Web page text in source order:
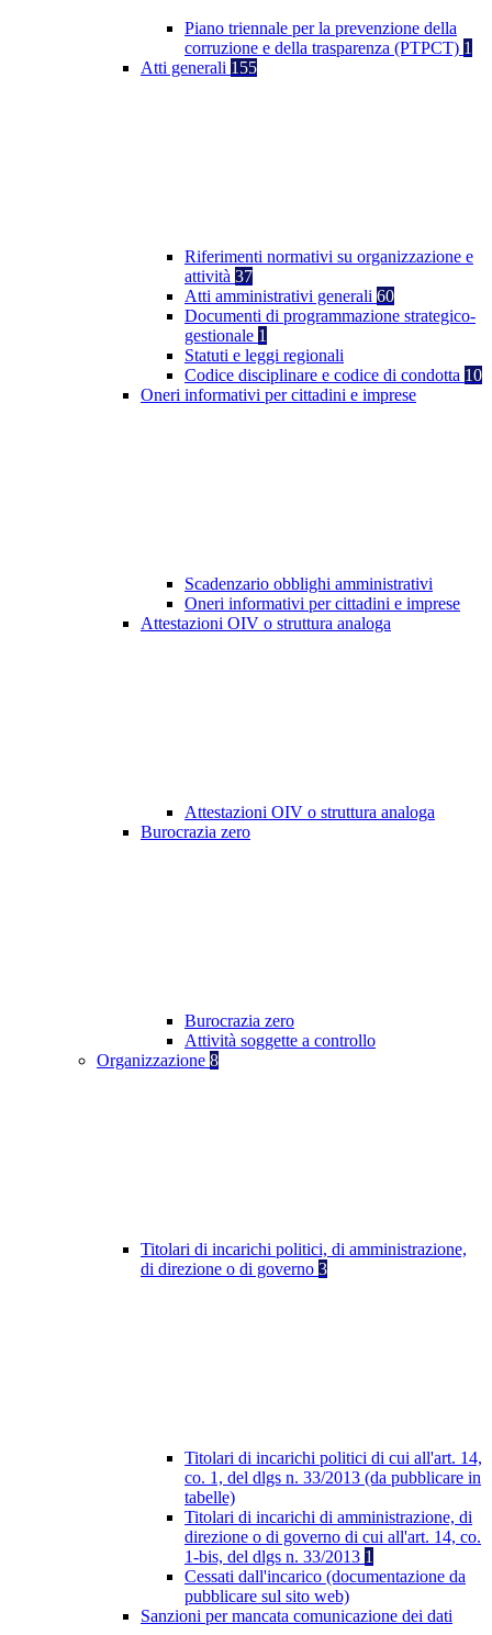
Piano triennale per la prevenzione della
corruzione e della trasparenza (PTPCT) 1
Atti generali 155
Riferimenti normativi su organizzazione e
attività 37
Atti amministrativi generali 60
Documenti di programmazione strategico-
gestionale 1
Statuti e leggi regionali
Codice disciplinare e codice di condotta 10
Oneri informativi per cittadini e imprese
Scadenzario obblighi amministrativi
Oneri informativi per cittadini e imprese
Attestazioni OIV o struttura analoga
Attestazioni OIV o struttura analoga
Burocrazia zero
Burocrazia zero
Attività soggette a controllo
Organizzazione 8
Titolari di incarichi politici, di amministrazione,
di direzione o di governo 3
Titolari di incarichi politici di cui all'art. 14,
co. 1, del dlgs n. 33/2013 (da pubblicare in
tabelle)
Titolari di incarichi di amministrazione, di
direzione o di governo di cui all'art. 14, co.
1-bis, del dlgs n. 33/2013 1
Cessati dall'incarico (documentazione da
pubblicare sul sito web)
Sanzioni per mancata comunicazione dei dati